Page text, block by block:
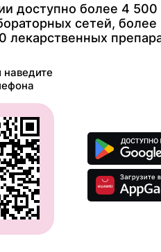
доступно более 4 500
сетей,
лекарственных
наведите